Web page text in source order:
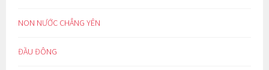
NON NƯỚC CHẲNG YÊN
ĐẦU ĐÔNG